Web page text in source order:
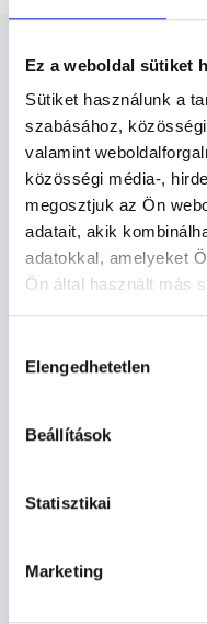
Ez a weboldal sütiket
Sütiket használunk a
szabásához,
valamint
közösségi média-,
megosztjuk az Ön
adatait, akik
adatokkal, amelyeket
Ön által használt más
szabályzat:https://
kiválasztása
Elengedhetetlen
Beállítások
Statisztikai
Marketing
A szakorvos által
hatásának
kontrollálására -
alternatív gyógymódok
KAPCSOLÓDÓ
Szolgáltatások
Budapesti és